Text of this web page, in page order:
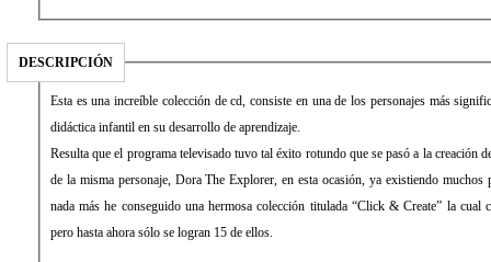
DESCRIPCIÓN
Esta es una increíble colección de cd, consiste en una de los personajes más
didáctica infantil en su desarrollo de aprendizaje.
Resulta que el programa televisado tuvo tal éxito rotundo que se pasó a la creación
de la misma personaje, Dora The Explorer, en esta ocasión, ya existiendo muchos
nada más he conseguido una hermosa colección titulada “Click & Create” la cual
pero hasta ahora sólo se logran 15 de ellos.